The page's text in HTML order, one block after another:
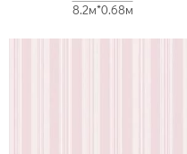
8.2м*0.68м